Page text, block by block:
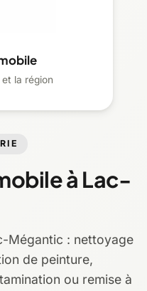
à Lac-
Mégantic : nettoyage
de peinture,
ou remise à
la région